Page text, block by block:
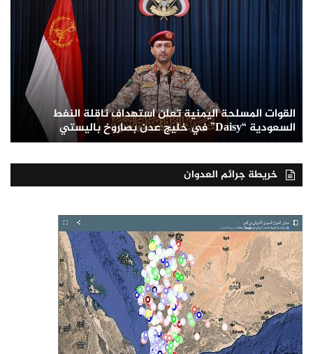
القوات المسلحة اليمنية تعلن استهداف ناقلة النفط
السعودية “Daisy” في خليج عدن بصاروخ باليستي
خريطة جرائم العدوان